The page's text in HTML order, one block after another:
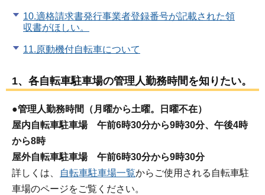
10.適格請求書発行事業者登録番号が記載された領
収書がほしい。
11.原動機付自転車について
1、各自転車駐車場の管理人勤務時間を知りたい。
●管理人勤務時間（月曜から土曜。日曜不在）
屋内自転車駐車場 午前6時30分から9時30分、午後4時
から8時
屋外自転車駐車場 午前6時30分から9時30分
詳しくは、
自転車駐車場一覧からご使用される自転車駐
車場のページをご覧ください。